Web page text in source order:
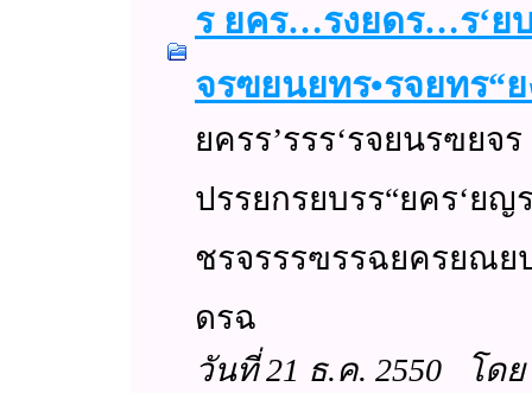
ร ยคร…รงยดร…ร‘ยบร
จรฃยนยทร•รจยทร“ย
ยครร’รรร‘รจยนรฃยจ
ปรรยกรยบรร“ยคร‘ย
ชรจรรรฃรรฉยครยณยป
ดรฉ
วันที่ 21 ธ.ค. 2550 โดย